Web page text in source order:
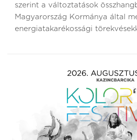
szerint a változtatások
Magyarország Kormánya által
energiatakarékossági